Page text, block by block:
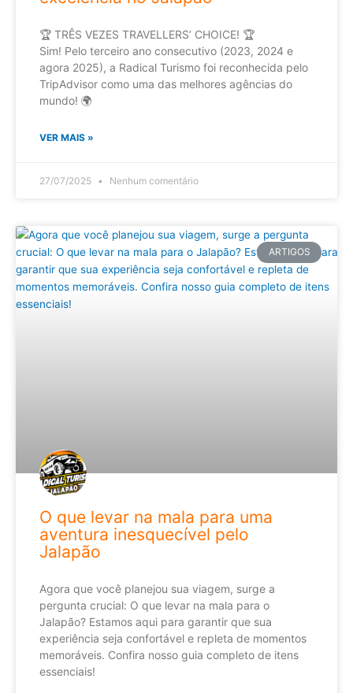
🏆 TRÊS VEZES TRAVELLERS’ CHOICE! 🏆
Sim! Pelo terceiro ano consecutivo (2023, 2024 e
agora 2025), a Radical Turismo foi reconhecida pelo
TripAdvisor como uma das melhores agências do
mundo! 🌍
VER MAIS »
27/07/2025 Nenhum comentário
ARTIGOS
O que levar na mala para uma
aventura inesquecível pelo
Jalapão
Agora que você planejou sua viagem, surge a
pergunta crucial: O que levar na mala para o
Jalapão? Estamos aqui para garantir que sua
experiência seja confortável e repleta de momentos
memoráveis. Confira nosso guia completo de itens
essenciais!